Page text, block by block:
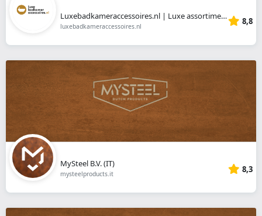
Luxebadkameraccessoires.nl | Luxe assortiment badkameraccessoires
luxebadkameraccessoires.nl 8,8
MySteel B.V. (IT)
mysteelproducts.it 8,3